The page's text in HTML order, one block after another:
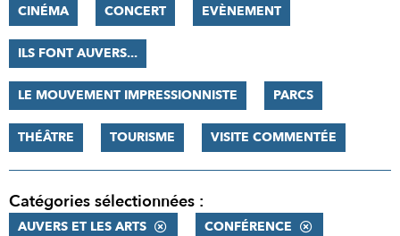
CINÉMA CONCERT EVÈNEMENT
ILS FONT AUVERS...
LE MOUVEMENT IMPRESSIONNISTE PARCS
THÉÂTRE TOURISME VISITE COMMENTÉE
Catégories sélectionnées :
AUVERS ET LES ARTS CONFÉRENCE